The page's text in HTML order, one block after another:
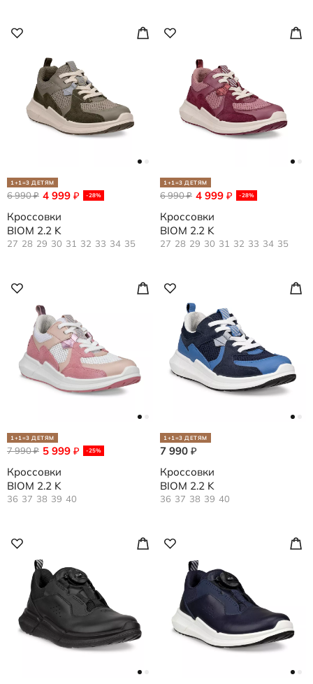
1+1=3 ДЕТЯМ
4 999 ₽ -28%
6 990₽
Кроссовки
BIOM 2.2 K
27 28 29 30 31 32 33 34 35
1+1=3 ДЕТЯМ
4 999 ₽ -28%
6 990₽
Кроссовки
BIOM 2.2 K
27 28 29 30 31 32 33 34 35
1+1=3 ДЕТЯМ
5 999 ₽ -25%
7 990₽
Кроссовки
BIOM 2.2 K
36 37 38 39 40
1+1=3 ДЕТЯМ
7 990 ₽
Кроссовки
BIOM 2.2 K
36 37 38 39 40